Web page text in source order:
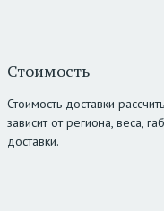
Стоимость
Стоимость доставки
зависит от региона, веса,
доставки.